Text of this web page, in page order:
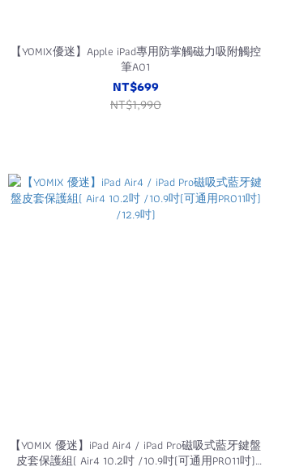
【YOMIX優迷】Apple iPad專用防掌觸磁力吸附觸控
筆A01
NT$699
NT$1,990
【YOMIX 優迷】iPad Air4 / iPad Pro磁吸式藍牙鍵盤
皮套保護組( Air4 10.2吋 /10.9吋(可通用PRO11吋)